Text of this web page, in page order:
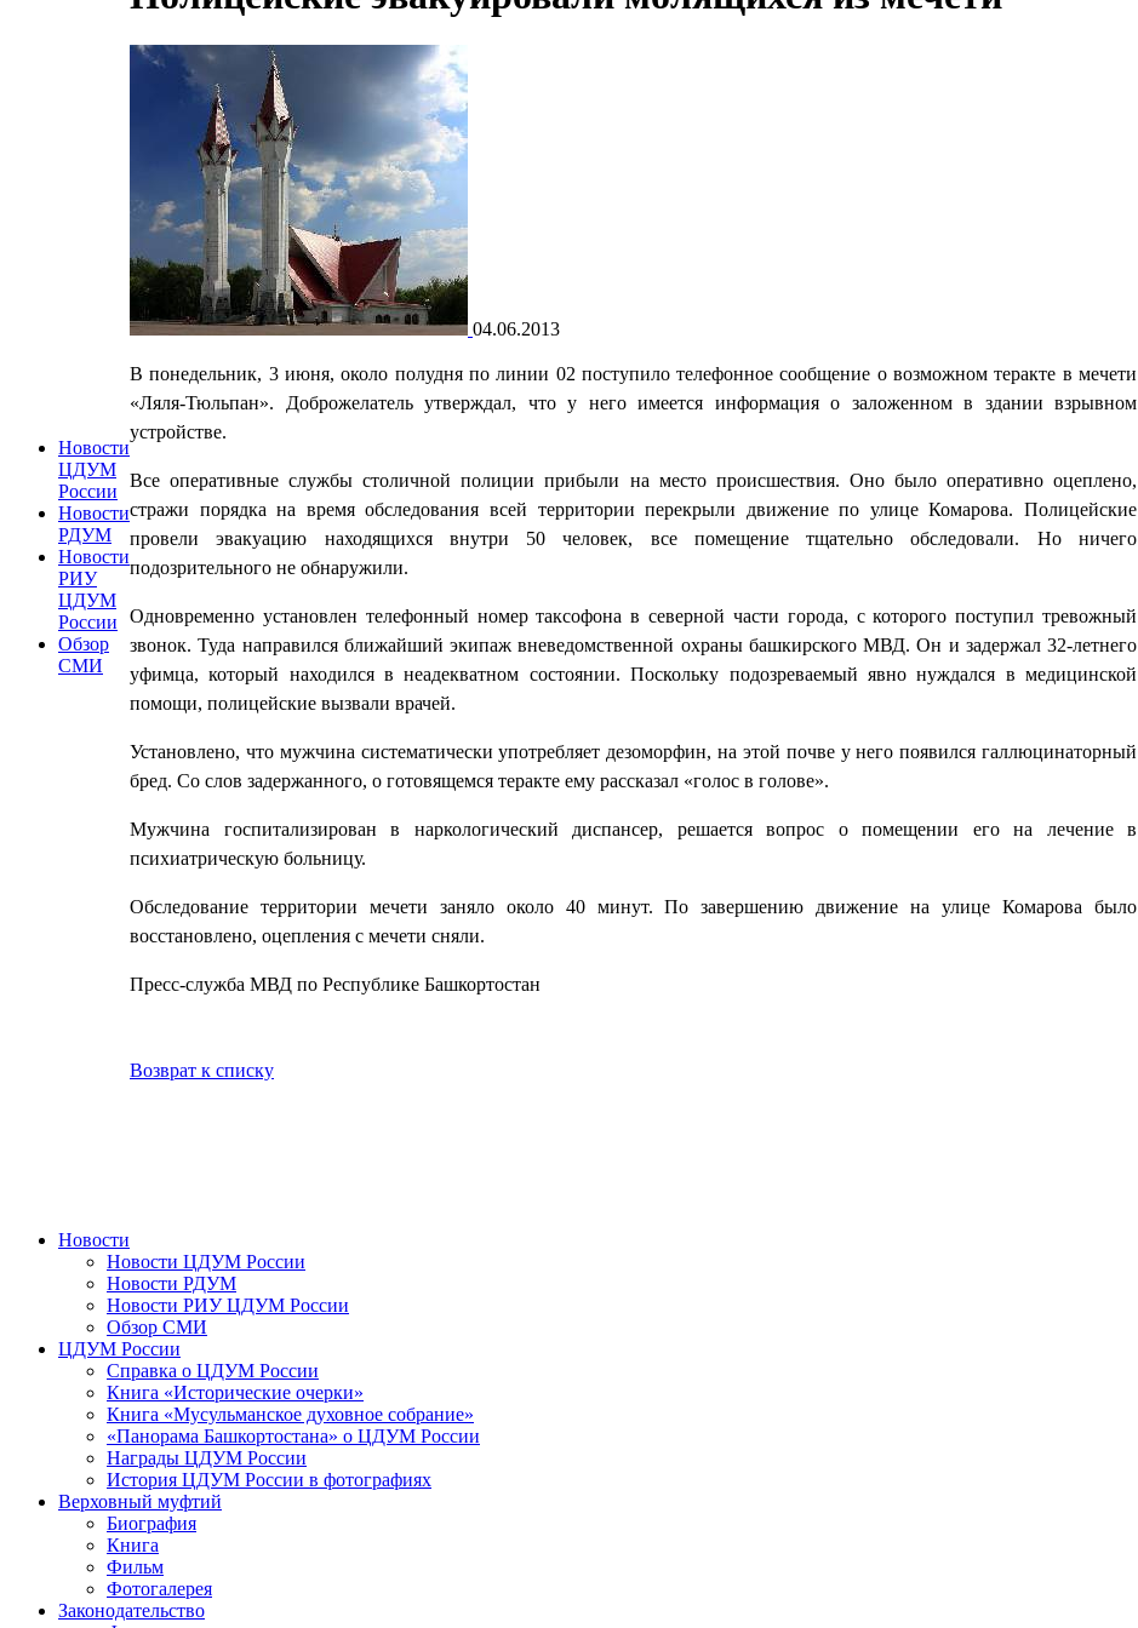
Новости
ЦДУМ
России
Новости
РДУМ
Новости
РИУ
ЦДУМ
России
Обзор
СМИ
04.06.2013
В понедельник, 3 июня, около полудня по линии 02 поступило телефонное сообщение о возможном теракте в мечети
«Ляля-Тюльпан». Доброжелатель утверждал, что у него имеется информация о заложенном в здании взрывном
устройстве.
Все оперативные службы столичной полиции прибыли на место происшествия. Оно было оперативно оцеплено,
стражи порядка на время обследования всей территории перекрыли движение по улице Комарова. Полицейские
провели эвакуацию находящихся внутри 50 человек, все помещение тщательно обследовали. Но ничего
подозрительного не обнаружили.
Одновременно установлен телефонный номер таксофона в северной части города, с которого поступил тревожный
звонок. Туда направился ближайший экипаж вневедомственной охраны башкирского МВД. Он и задержал 32-летнего
уфимца, который находился в неадекватном состоянии. Поскольку подозреваемый явно нуждался в медицинской
помощи, полицейские вызвали врачей.
Установлено, что мужчина систематически употребляет дезоморфин, на этой почве у него появился галлюцинаторный
бред. Со слов задержанного, о готовящемся теракте ему рассказал «голос в голове».
Мужчина госпитализирован в наркологический диспансер, решается вопрос о помещении его на лечение в
психиатрическую больницу.
Обследование территории мечети заняло около 40 минут. По завершению движение на улице Комарова было
восстановлено, оцепления с мечети сняли.
Пресс-служба МВД по Республике Башкортостан
Возврат к списку
Новости
Новости ЦДУМ России
Новости РДУМ
Новости РИУ ЦДУМ России
Обзор СМИ
ЦДУМ России
Справка о ЦДУМ России
Книга «Исторические очерки»
Книга «Мусульманское духовное собрание»
«Панорама Башкортостана» о ЦДУМ России
Награды ЦДУМ России
История ЦДУМ России в фотографиях
Верховный муфтий
Биография
Книга
Фильм
Фотогалерея
Законодательство